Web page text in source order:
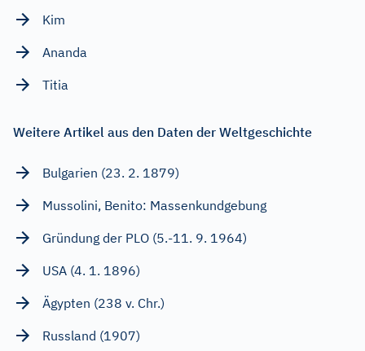
Kim
Ananda
Titia
Weitere Artikel aus den Daten der Weltgeschichte
Bulgarien (23. 2. 1879)
Mussolini, Benito: Massenkundgebung
Gründung der PLO (5.-11. 9. 1964)
USA (4. 1. 1896)
Ägypten (238 v. Chr.)
Russland (1907)